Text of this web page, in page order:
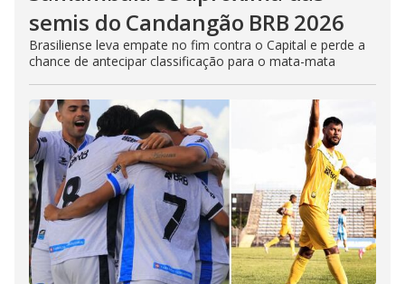
semis do Candangão BRB 2026
Brasiliense leva empate no fim contra o Capital e perde a
chance de antecipar classificação para o mata-mata